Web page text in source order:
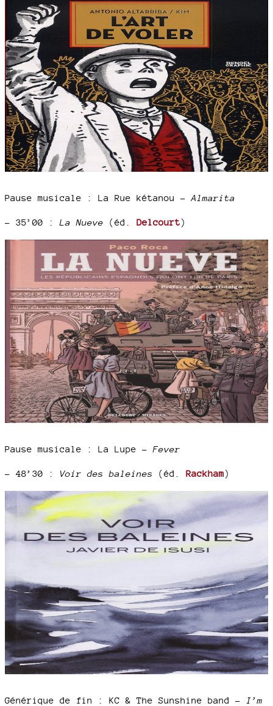
Pause musicale : La Rue kétanou –Almarita
– 35’00 : La Nueve (éd. Delcourt)
Pause musicale : La Lupe - Fever
– 48’30 : Voir des baleines (éd. Rackham)
Générique de fin : KC & The Sunshine band – I’m